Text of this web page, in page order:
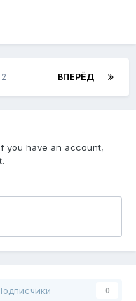
ВПЕРЁД
you have an account,
0